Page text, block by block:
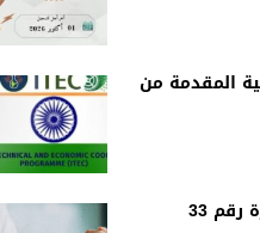
المقدمة من
33